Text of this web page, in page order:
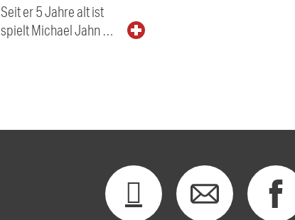
Seit er 5 Jahre alt ist
spielt Michael Jahn …